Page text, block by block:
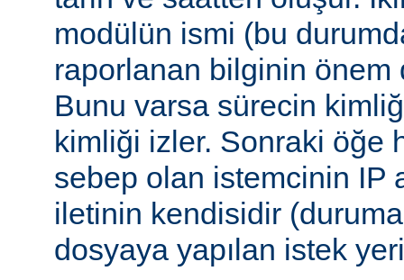
modülün ismi (bu
raporlanan bilginin önem
Bunu varsa sürecin
kimliği izler. Sonraki öğe
sebep olan istemcinin IP
iletinin kendisidir (duruma
dosyaya yapılan istek